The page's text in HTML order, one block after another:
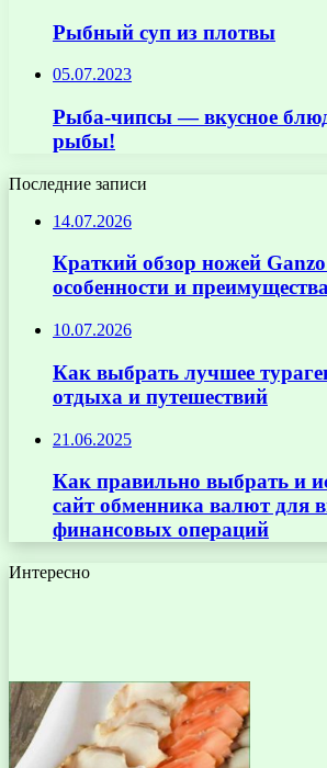
Рыбный суп из плотвы
05.07.2023
Рыба-чипсы — вкусное
рыбы!
Последние записи
14.07.2026
Краткий обзор ножей
особенности и
10.07.2026
Как выбрать лучшее
отдыха и путешествий
21.06.2025
Как правильно выбрать и
сайт обменника валют для
финансовых операций
Интересно